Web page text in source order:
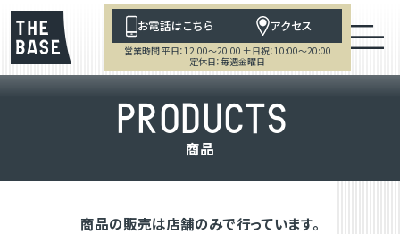
お電話はこちら アクセス
営業時間 平日：12:00～20:00 土日祝：10:00～20:00
定休日：毎週金曜日
PRODUCTS
商品
商品の販売は店舗のみで行っています。